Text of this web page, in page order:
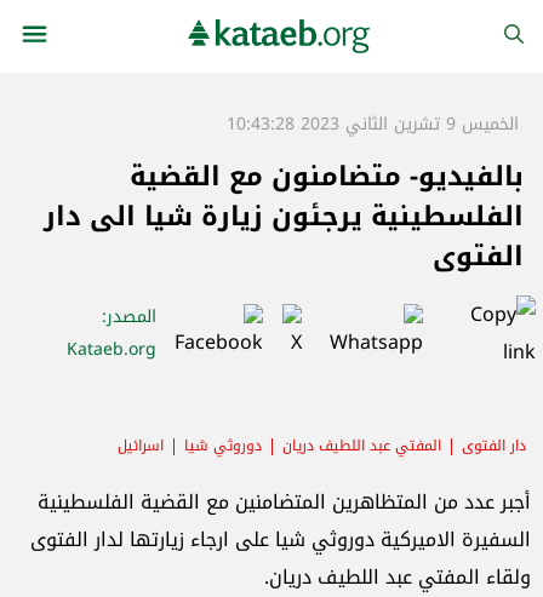
الخميس 9 تشرين الثاني 2023 10:43:28
بالفيديو- متضامنون مع القضية
الفلسطينية يرجئون زيارة شيا الى دار
الفتوى
المصدر:
Kataeb.org
دار الفتوى المفتي عبد اللطيف دريان دوروثي شيا اسرائيل
أجبر عدد من المتظاهرين المتضامنين مع القضية الفلسطينية
السفيرة الاميركية دوروثي شيا على ارجاء زيارتها لدار الفتوى
ولقاء المفتي عبد اللطيف دريان.